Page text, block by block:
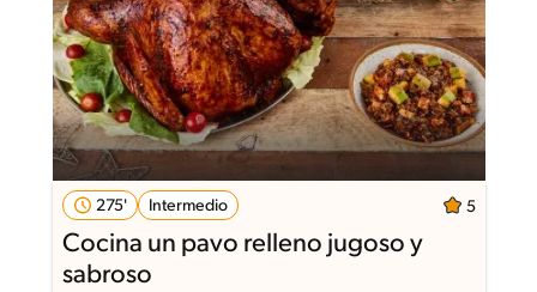
275' Intermedio 5
Cocina un pavo relleno jugoso y
sabroso